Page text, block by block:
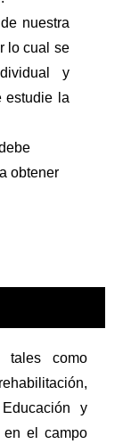
nuestra
lo cual se
y
estudie la
obtener
tales como
y
en el campo